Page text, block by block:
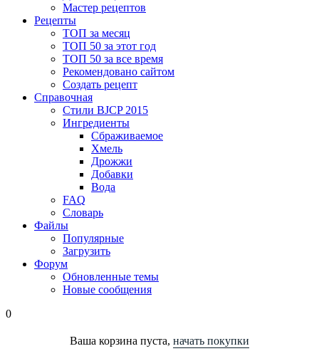
Мастер рецептов
Рецепты
ТОП за месяц
ТОП 50 за этот год
ТОП 50 за все время
Рекомендовано сайтом
Создать рецепт
Справочная
Стили BJCP 2015
Ингредиенты
Сбраживаемое
Хмель
Дрожжи
Добавки
Вода
FAQ
Словарь
Файлы
Популярные
Загрузить
Форум
Обновленные темы
Новые сообщения
0
Ваша корзина пуста, начать покупки